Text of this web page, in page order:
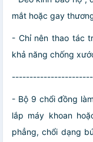
mắt hoặc gay
- Chỉ nên thao tác
khả năng chống
- Bộ 9 chổi đồng
lắp máy khoan
phẳng, chổi dạng